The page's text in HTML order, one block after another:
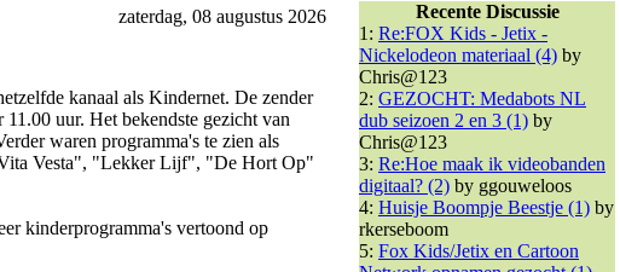
zaterdag, 08 augustus 2026
kanaal als Kindernet. De zender
uur. Het bekendste gezicht van
waren programma's te zien als
Vesta", "Lekker Lijf", "De Hort Op"
kinderprogramma's vertoond op
Recente Discussie
1: Re:FOX Kids - Jetix -
Nickelodeon materiaal (4) by
Chris@123
2: GEZOCHT: Medabots NL
dub seizoen 2 en 3 (1) by
Chris@123
3: Re:Hoe maak ik videobanden
digitaal? (2) by ggouweloos
4: Huisje Boompje Beestje (1) by
rkerseboom
5: Fox Kids/Jetix en Cartoon